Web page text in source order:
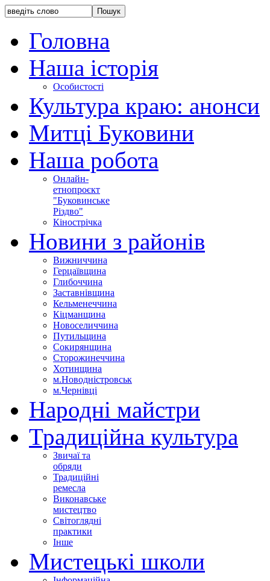
Головна
Наша історія
Особистості
Культура краю: анонси
Митці Буковини
Наша робота
Онлайн-
етнопроєкт
"Буковинське
Різдво"
Кінострічка
Новини з районів
Вижниччина
Герцаївщина
Глибоччина
Заставнівщина
Кельменеччина
Кіцманщина
Новоселиччина
Путильщина
Сокирянщина
Сторожинеччина
Хотинщина
м.Новодністровськ
м.Чернівці
Народні майстри
Традиційна культура
Звичаї та
обряди
Традиційні
ремесла
Виконавське
мистецтво
Світоглядні
практики
Інше
Мистецькі школи